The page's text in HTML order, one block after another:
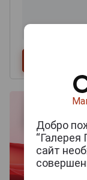
Добро
“Галерея
сайт